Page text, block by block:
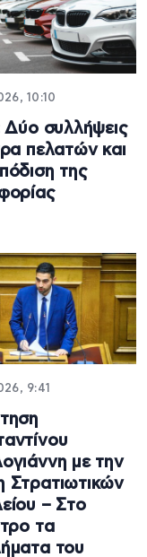
10:10
Δύο συλλήψεις
πελατών και
της
9:41
με την
Στρατιωτικών
– Στο
τα
του